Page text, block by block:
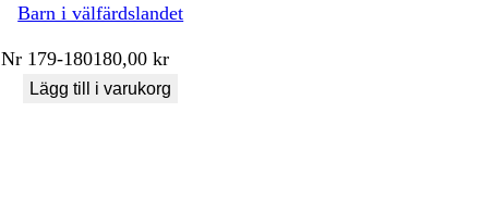
Barn i välfärdslandet
Nr 179-180180,00kr
Lägg till i varukorg